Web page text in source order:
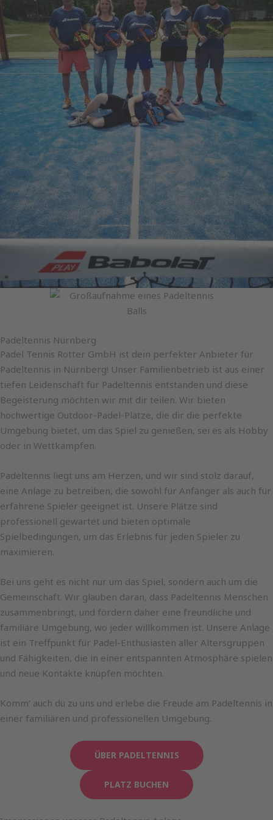
Padeltennis Nürnberg
Padel Tennis Rotter GmbH ist dein perfekter Anbieter für
Padeltennis in Nürnberg! Unser Familienbetrieb ist aus einer
tiefen Leidenschaft für Padeltennis entstanden und diese
Begeisterung möchten wir mit dir teilen. Wir bieten
hochwertige Outdoor-Padel-Plätze, die dir die perfekte
Umgebung bietet, um das Spiel zu genießen, sei es als Hobby
oder in Wettkämpfen.
Padeltennis liegt uns am Herzen, und wir sind stolz darauf,
eine Anlage zu betreiben, die sowohl für Anfänger als auch für
erfahrene Spieler geeignet ist. Unsere Plätze sind
professionell gewartet und bieten optimale
Spielbedingungen, um das Erlebnis für jeden Spieler zu
maximieren.
Bei uns geht es nicht nur um das Spiel, sondern auch um die
Gemeinschaft. Wir glauben daran, dass Padeltennis Menschen
zusammenbringt, und fördern daher eine freundliche und
familiäre Umgebung, wo jeder willkommen ist. Unsere Anlage
ist ein Treffpunkt für Padel-Enthusiasten aller Altersgruppen
und Fähigkeiten, die in einer entspannten Atmosphäre spielen
und neue Kontakte knüpfen möchten.
Komm‘ auch du zu uns und erlebe die Freude am Padeltennis in
einer familiären und professionellen Umgebung.
ÜBER PADELTENNIS
PLATZ BUCHEN